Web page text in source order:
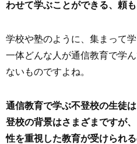
わせて学ぶことができる、頼も
学校や塾のように、集まって
一体どんな人が通信教育で学
ないものですよね。
通信教育で学ぶ不登校の生徒
登校の背景はさまざまですが
性を重視した教育が受けられ